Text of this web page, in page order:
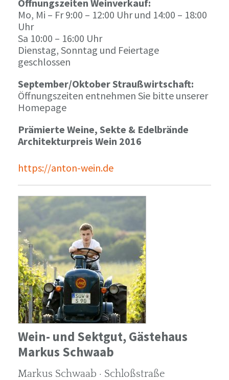
Öffnungszeiten Weinverkauf:
Mo, Mi – Fr 9:00 – 12:00 Uhr und 14:00 – 18:00
Uhr
Sa 10:00 – 16:00 Uhr
Dienstag, Sonntag und Feiertage
geschlossen
September/Oktober Straußwirtschaft:
Öffnungszeiten entnehmen Sie bitte unserer
Homepage
Prämierte Weine, Sekte & Edelbrände
Architekturpreis Wein 2016
https://anton-wein.de
Wein- und Sektgut, Gästehaus
Markus Schwaab
Markus Schwaab · Schloßstraße